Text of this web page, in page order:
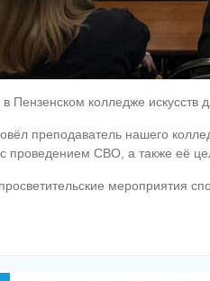
в Пензенском колледже
преподаватель нашего
проведением СВО, а также её
мероприятия